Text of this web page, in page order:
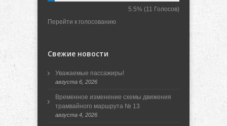
5.5% (11 Голосов)
Перейти к голосованию
Свежие новости
Уважаемые пассажиры!
августа 6, 2026
Временное изменение схемы движения
трамвайного маршрута № 13
августа 4, 2026